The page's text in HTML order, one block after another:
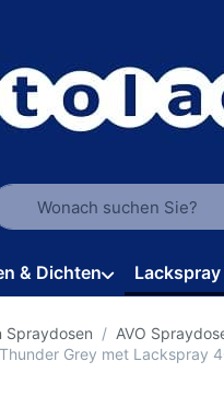
Sie einen Suchbegriff
& Dichten
Spraydosen AVO
Grey met Lackspray